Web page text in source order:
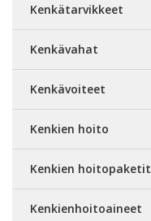
Kenkätarvikkeet
Kenkävahat
Kenkävoiteet
Kenkien hoito
Kenkien hoitopaketit
Kenkienhoitoaineet